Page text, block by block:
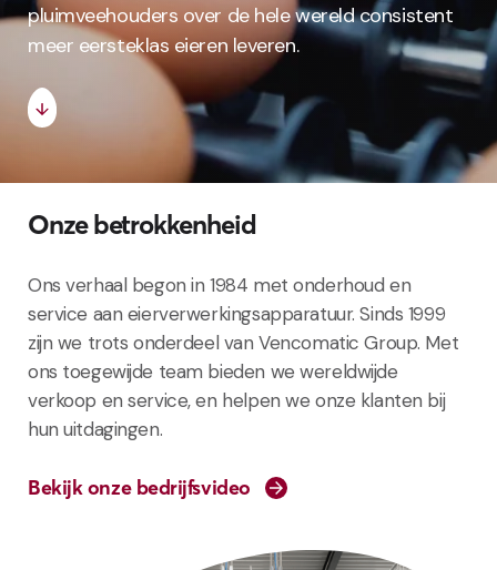
pluimveehouders over de hele wereld consistent
meer eersteklas eieren leveren.
Onze betrokkenheid
Ons verhaal begon in 1984 met onderhoud en
service aan eierverwerkingsapparatuur. Sinds 1999
zijn we trots onderdeel van Vencomatic Group. Met
ons toegewijde team bieden we wereldwijde
verkoop en service, en helpen we onze klanten bij
hun uitdagingen.
Bekijk onze bedrijfsvideo